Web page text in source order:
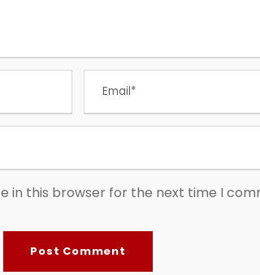
in this browser for the next time I